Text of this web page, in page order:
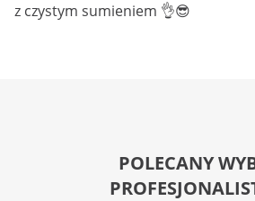
z czystym sumieniem 👌😎
POLECANY